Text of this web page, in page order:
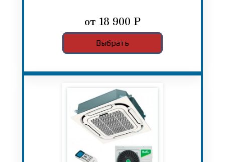
от 18 900 Р
Выбрать